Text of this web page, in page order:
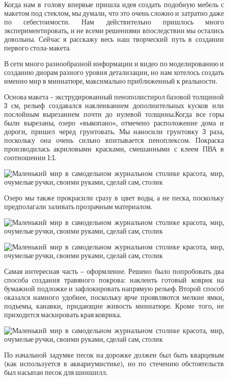
Когда нам в голову впервые пришла идея создать подобную мебель с
макетом под стеклом, мы думали, что это очень сложно и затратно даже
по себестоимости. Нам действительно пришлось много
экспериментировать, и не всеми решениями впоследствии мы остались
довольны. Сейчас я расскажу весь наш творческий путь в создании
первого стола-макета.
В сети много разнообразной информации и видео по моделированию и
созданию диорам разного уровня детализации, но нам хотелось создать
именно мир в миниатюре, максимально приближенный к реальности.
Основа макета – экструдированный пенополистирол базовой толщиной
3 см, рельеф создавался наклеиванием дополнительных кусков или
послойным вырезанием почти до нулевой толщины.Когда все горы
были вырезаны, озеро «выкопано», отмечено расположение дома и
дороги, пришел черед грунтовать. Мы наносили грунтовку 3 раза,
поскольку она очень сильно впитывается пеноплексом. Покраска
производилась акриловыми красками, смешанными с клеем ПВА в
соотношении 1:1.
Озеро мы также прокрасили сразу в цвет воды, а не песка, поскольку
предполагали заливать прозрачным материалом.
Самая интересная часть – оформление. Решено было попробовать два
способа создания травяного покрова: наклеить готовый коврик на
бумажной подложке и зафлокировать напрямую рельеф. Второй способ
оказался намного удобнее, поскольку ярче проявляются мелкие ямки,
подъемы, канавки, придающие живость миниатюре. Кроме того, не
приходится маскировать края коврика.
По начальной задумке песок на дорожке должен был быть кварцевым
(как используется в аквариумистике), но по стечению обстоятельств
был насыпан песок для шиншилл.